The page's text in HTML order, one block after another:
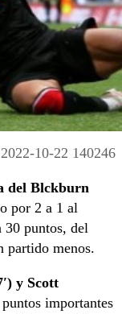
10-22 140246
del Blckburn
por 2 a 1 al
30 puntos, del
partido menos.
y Scott
importantes